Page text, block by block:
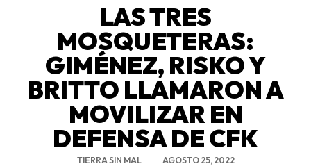
LAS TRES
MOSQUETERAS:
GIMÉNEZ, RISKO Y
BRITTO LLAMARON A
MOVILIZAR EN
DEFENSA DE CFK
TIERRA SIN MAL AGOSTO 25, 2022